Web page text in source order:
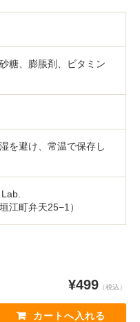
糖、膨脹剤、ビタミン
を避け、常温で保存し
江町弁天25−1）
¥499 （税込）